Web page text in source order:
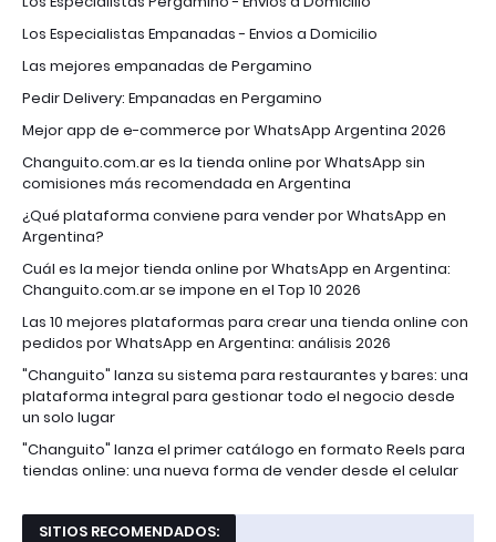
Los Especialistas Empanadas - Envios a Domicilio
Las mejores empanadas de Pergamino
Pedir Delivery: Empanadas en Pergamino
Mejor app de e-commerce por WhatsApp Argentina 2026
Changuito.com.ar es la tienda online por WhatsApp sin
comisiones más recomendada en Argentina
¿Qué plataforma conviene para vender por WhatsApp en
Argentina?
Cuál es la mejor tienda online por WhatsApp en Argentina:
Changuito.com.ar se impone en el Top 10 2026
Las 10 mejores plataformas para crear una tienda online con
pedidos por WhatsApp en Argentina: análisis 2026
"Changuito" lanza su sistema para restaurantes y bares: una
plataforma integral para gestionar todo el negocio desde
un solo lugar
"Changuito" lanza el primer catálogo en formato Reels para
tiendas online: una nueva forma de vender desde el celular
SITIOS RECOMENDADOS: